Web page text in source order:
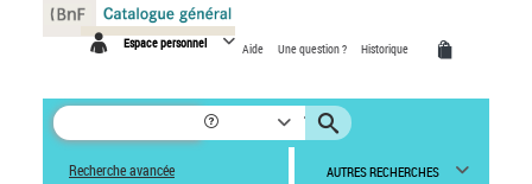
Espace personnel Aide Une question ? Historique
Recherche avancée AUTRES RECHERCHES
Panneau de gestion des cookies